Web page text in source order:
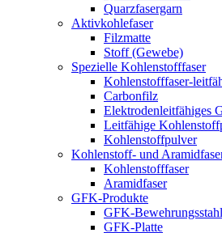
Quarzfasergarn
Aktivkohlefaser
Filzmatte
Stoff (Gewebe)
Spezielle Kohlenstofffaser
Kohlenstofffaser-
Carbonfilz
Elektrodenleitfähiges
Leitfähige
Kohlenstoffpulver
Kohlenstoff- und
Kohlenstofffaser
Aramidfaser
GFK-Produkte
GFK-
GFK-Platte